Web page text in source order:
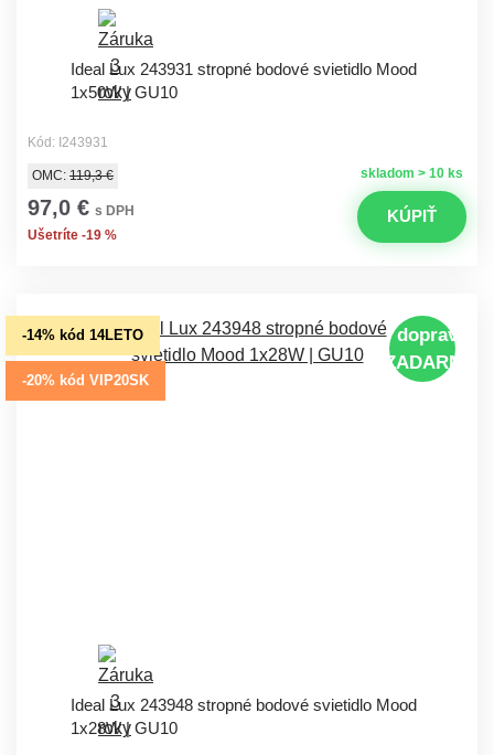
Ideal Lux 243931 stropné bodové svietidlo Mood
1x50W | GU10
Kód: I243931
skladom > 10 ks
OMC: 119,3 €
97,0 € s DPH
Ušetríte -19 %
KÚPIŤ
-14% kód 14LETO
-20% kód VIP20SK
doprava
ZADARMO
Ideal Lux 243948 stropné bodové svietidlo Mood
1x28W | GU10